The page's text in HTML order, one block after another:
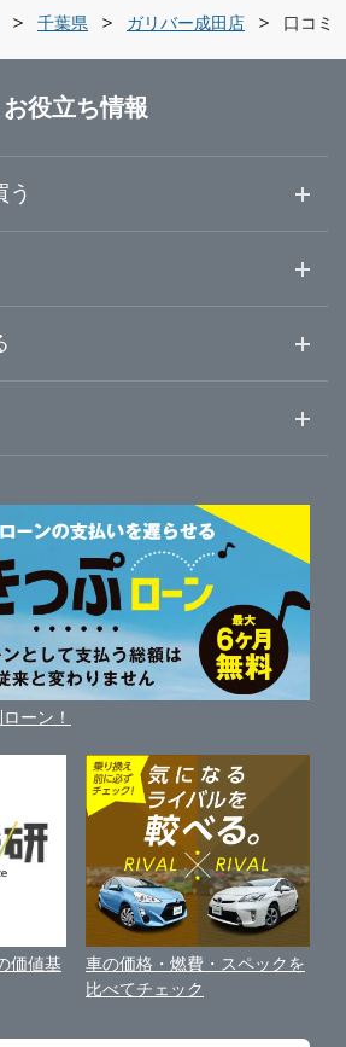
田店
板金工場
ム直売店
千葉県 ガリバー成田店 口コミ
お役立ち情報
う
索
ガイド
グ
ーン
識
す
リバー
ばれる理由
質問
月更新）
グ
する基本方針
示
ーン！
価値基
車の価格・燃費・スペックを
比べてチェック